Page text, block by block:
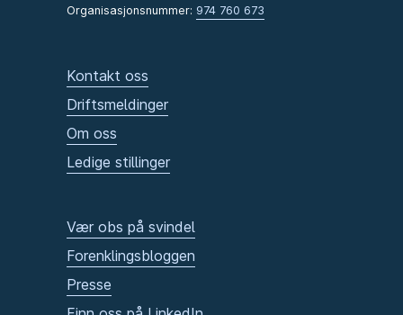
Organisasjonsnummer: 974 760 673
Kontakt oss
Driftsmeldinger
Om oss
Ledige stillinger
Vær obs på svindel
Forenklingsbloggen
Presse